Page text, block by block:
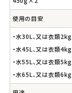
使用の目安
・水30L、又は衣類
・水45L、又は衣類
・水55L、又は衣類
・水65L、又は衣類